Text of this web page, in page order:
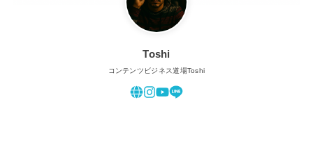
Toshi
コンテンツビジネス道場Toshi